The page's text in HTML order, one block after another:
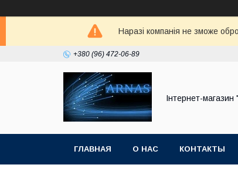
Наразі компанія не зможе
+380 (96) 472-06-89
Інтернет-
ГЛАВНАЯ О НАС КОНТАКТЫ